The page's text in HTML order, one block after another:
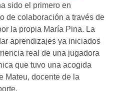
sido el primero en
de colaboración a través de
la propia María Pina. La
aprendizajes ya iniciados
real de una jugadora
que tuvo una acogida
Mateu, docente de la